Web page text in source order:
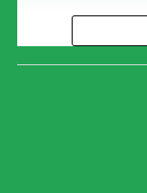
Com o resultado, o
permanece na